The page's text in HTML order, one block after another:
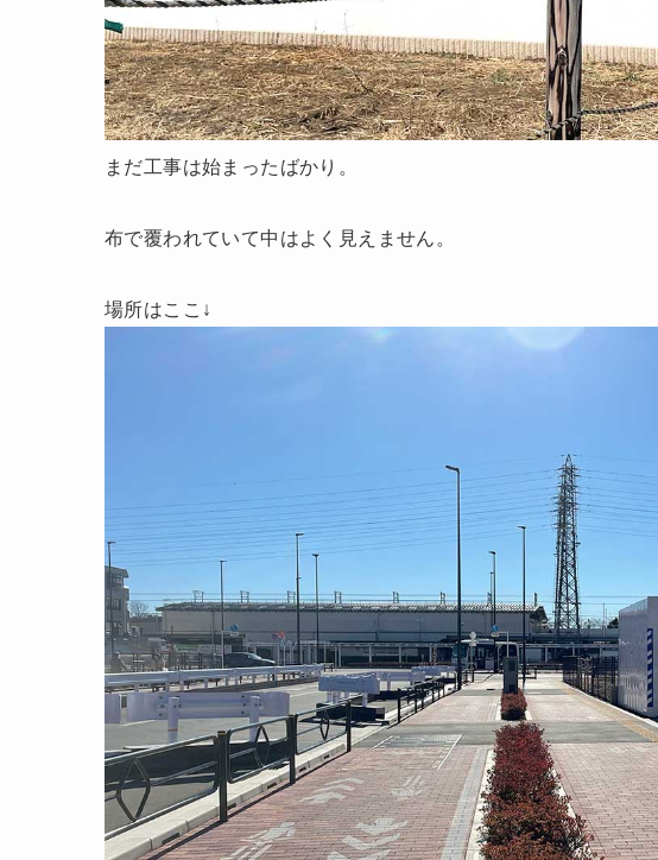
まだ工事は始まったばかり。
布で覆われていて中はよく見えません。
場所はここ↓